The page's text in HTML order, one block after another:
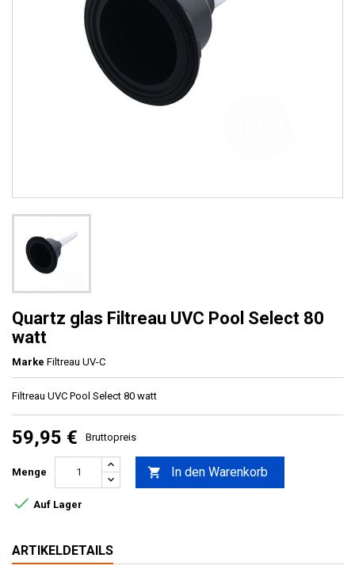
Quartz glas Filtreau UVC Pool Select 80
watt
Marke Filtreau UV-C
Filtreau UVC Pool Select 80 watt
59,95 € Bruttopreis
Menge  In den Warenkorb
 Auf Lager
ARTIKELDETAILS